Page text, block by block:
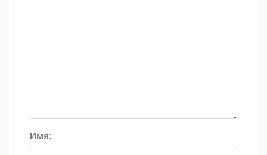
Имя: